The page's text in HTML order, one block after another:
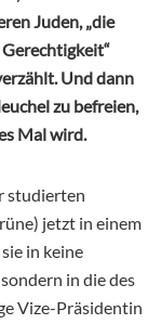
Juden, „die
Und dann
zu befreien,
Mal wird.
studierten
jetzt in einem
in keine
sondern in die des
Vize-Präsidentin